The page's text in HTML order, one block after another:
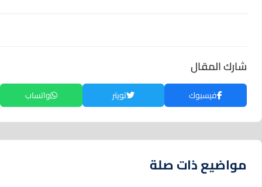
شارك المقال
فيسبوك تويتر واتساب
مواضيع ذات صلة